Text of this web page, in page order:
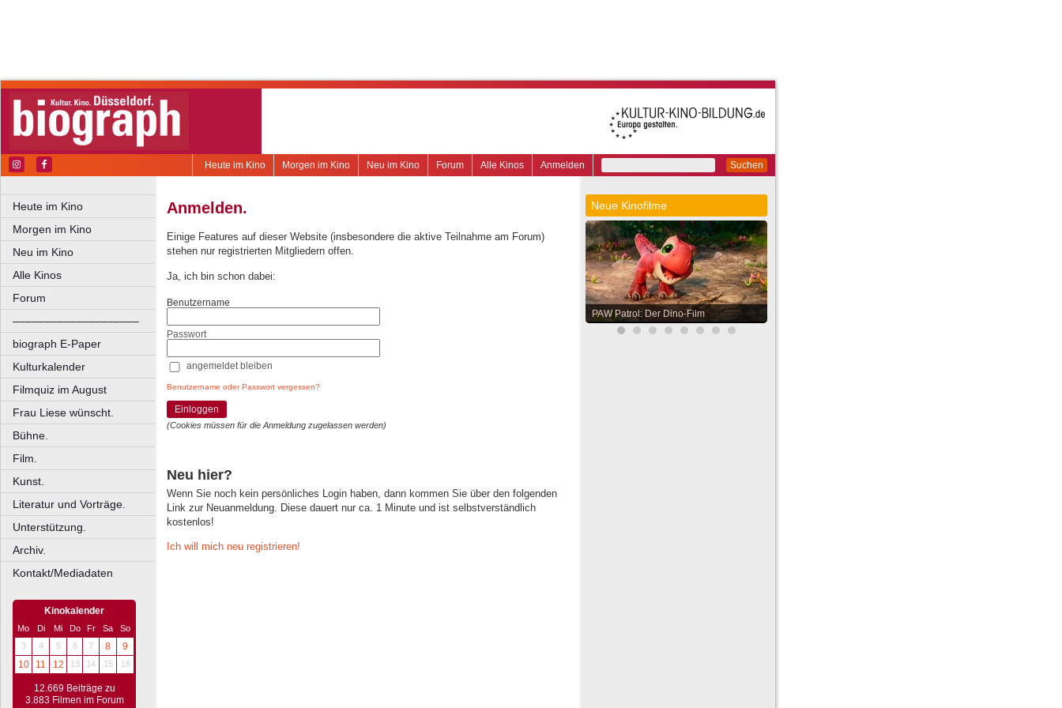
Suchen
Anmelden
Alle Kinos
Forum
Neu im Kino
Morgen im Kino
Heute im Kino
Heute im Kino
Morgen im Kino
Neu im Kino
Alle Kinos
Forum
––––––––––––––––––––
biograph E-Paper
Kulturkalender
Filmquiz im August
Frau Liese wünscht.
Bühne.
Film.
Kunst.
Literatur und Vorträge.
Unterstützung.
Archiv.
Kontakt/Mediadaten
Kinokalender
Mo Di Mi Do Fr Sa
So
3
4 5 6 7 8
9
10
11 12 13 14 15 16
12.669 Beiträge zu
3.883 Filmen im Forum
Anmelden.
Einige Features auf dieser Website (insbesondere die aktive Teilnahme am Forum)
stehen nur registrierten Mitgliedern offen.
Ja, ich bin schon dabei:
Benutzername
Passwort
angemeldet bleiben
Benutzername oder Passwort vergessen?
Einloggen
(Cookies müssen für die Anmeldung zugelassen werden)
Neu hier?
Wenn Sie noch kein persönliches Login haben, dann kommen Sie über den folgenden
Link zur Neuanmeldung. Diese dauert nur ca. 1 Minute und ist selbstverständlich
kostenlos!
Ich will mich neu registrieren!
Neue Kinofilme
PAW Patrol: Der Dino-Film